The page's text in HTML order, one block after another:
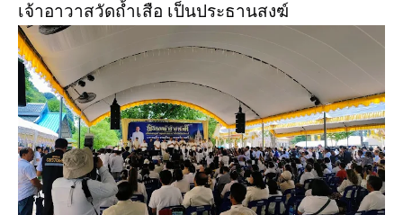
เจ้าอาวาสวัดถ้ำเสือ เป็นประธานสงฆ์